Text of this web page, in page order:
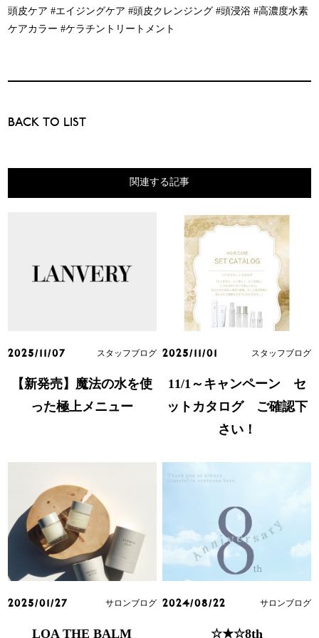
頭皮ケア #エイジングケア #頭皮クレンジング #頭浸浴 #高濃度水素
ケアカラー #ケラチントリートメント
BACK TO LIST
関連する記事
2025/11/07 スタッフブログ
【新発売】魔法の水を使
った極上メニュー
2025/11/01 スタッフブログ
11/1～キャンペーン セ
ットカタログ ご確認下
さい！
2025/01/27 サロンブログ
LOA THE BALM
2024/08/22 サロンブログ
☆★☆8th